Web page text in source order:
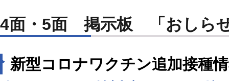
4面・5面 掲示板 「おしら
新型コロナワクチン追加接種